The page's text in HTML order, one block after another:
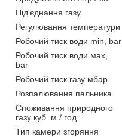
Під'єднання газу
Регулювання температури
Робочий тиск води min, bar
Робочий тиск води мах,
bar
Робочий тиск газу мбар
Розпалювання пальника
Споживання природного
газу куб. м / год
Тип камери згоряння